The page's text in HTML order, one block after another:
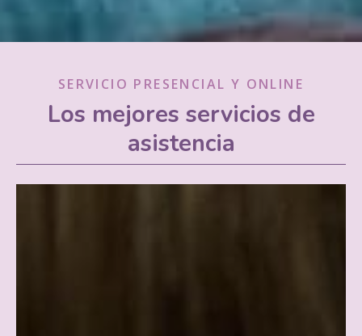
SERVICIO PRESENCIAL Y ONLINE
Los mejores servicios de
asistencia